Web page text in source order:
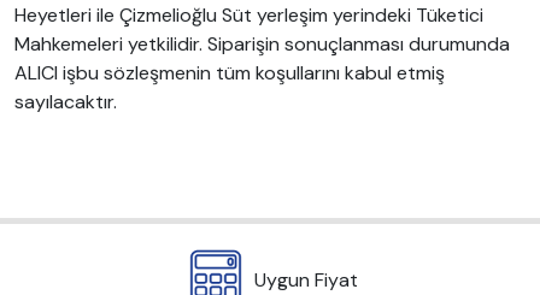
Heyetleri ile Çizmelioğlu Süt yerleşim yerindeki Tüketici
Mahkemeleri yetkilidir. Siparişin sonuçlanması durumunda
ALICI işbu sözleşmenin tüm koşullarını kabul etmiş
sayılacaktır.
Uygun Fiyat